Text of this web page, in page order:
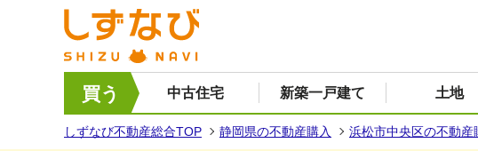
買う 中古住宅 新築一戸建て 土地
しずなび不動産総合TOP 静岡県の不動産購入 浜松市中央区の不動産